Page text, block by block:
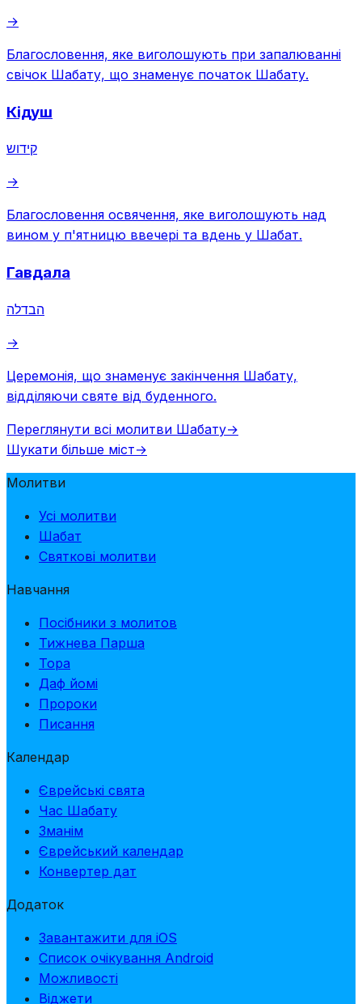
→
Благословення, яке виголошують при запалюванні
свічок Шабату, що знаменує початок Шабату.
Кідуш
קידוש
→
Благословення освячення, яке виголошують над
вином у п'ятницю ввечері та вдень у Шабат.
Гавдала
הבדלה
→
Церемонія, що знаменує закінчення Шабату,
відділяючи святе від буденного.
Переглянути всі молитви Шабату→
Шукати більше міст→
Молитви
Усі молитви
Шабат
Святкові молитви
Навчання
Посібники з молитов
Тижнева Парша
Тора
Даф йомі
Пророки
Писання
Календар
Єврейські свята
Час Шабату
Зманім
Єврейський календар
Конвертер дат
Додаток
Завантажити для iOS
Список очікування Android
Можливості
Віджети